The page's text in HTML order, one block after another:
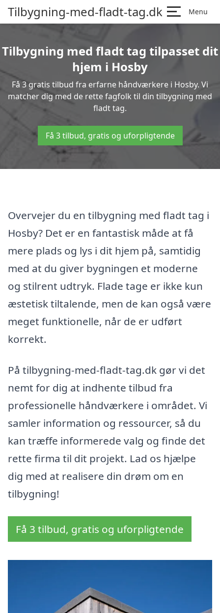
Tilbygning-med-fladt-tag.dk Menu
Tilbygning med fladt tag tilpasset dit
hjem i Hosby
Få 3 gratis tilbud fra erfarne håndværkere i Hosby. Vi
matcher dig med de rette fagfolk til din tilbygning med
fladt tag.
Få 3 tilbud, gratis og uforpligtende
Overvejer du en tilbygning med fladt tag i
Hosby? Det er en fantastisk måde at få
mere plads og lys i dit hjem på, samtidig
med at du giver bygningen et moderne
og stilrent udtryk. Flade tage er ikke kun
æstetisk tiltalende, men de kan også være
meget funktionelle, når de er udført
korrekt.
På tilbygning-med-fladt-tag.dk gør vi det
nemt for dig at indhente tilbud fra
professionelle håndværkere i området. Vi
samler information og ressourcer, så du
kan træffe informerede valg og finde det
rette firma til dit projekt. Lad os hjælpe
dig med at realisere din drøm om en
tilbygning!
Få 3 tilbud, gratis og uforpligtende